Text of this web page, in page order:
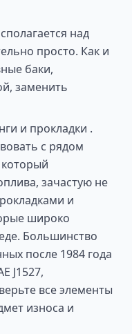
над
просто. Как и
баки,
заменить
и прокладки .
с рядом
зачастую не
и
широко
Большинство
после 1984 года
J1527,
все элементы
износа и